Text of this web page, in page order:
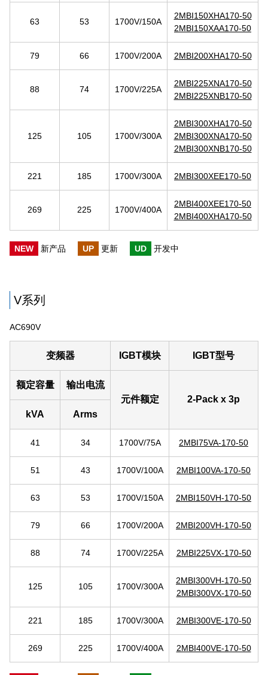
63 53 1700V/150A
2MBI150XHA170-50
2MBI150XAA170-50
79 66 1700V/200A 2MBI200XHA170-50
88 74 1700V/225A
2MBI225XNA170-50
2MBI225XNB170-50
125 105 1700V/300A
2MBI300XHA170-50
2MBI300XNA170-50
2MBI300XNB170-50
221 185 1700V/300A 2MBI300XEE170-50
269 225 1700V/400A
2MBI400XEE170-50
2MBI400XHA170-50
NEW 新产品 UP 更新 UD 开发中
V系列
AC690V
变频器 IGBT模块 IGBT型号
额定容量
输出电流
元件额定
2-Pack x 3p
kVA
Arms
41 34 1700V/75A 2MBI75VA-170-50
51 43 1700V/100A 2MBI100VA-170-50
63 53 1700V/150A 2MBI150VH-170-50
79 66 1700V/200A 2MBI200VH-170-50
88 74 1700V/225A 2MBI225VX-170-50
125 105 1700V/300A
2MBI300VH-170-50
2MBI300VX-170-50
221 185 1700V/300A 2MBI300VE-170-50
269 225 1700V/400A 2MBI400VE-170-50